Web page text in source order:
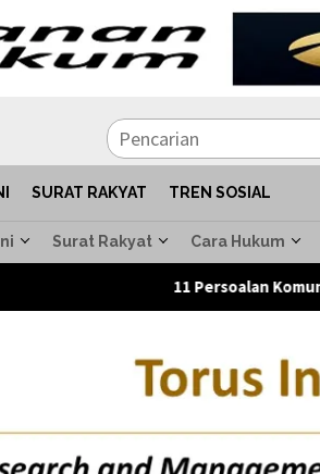
SURAT RAKYAT TREN SOSIAL
Surat Rakyat Cara Hukum
11 Persoalan Komunikasi